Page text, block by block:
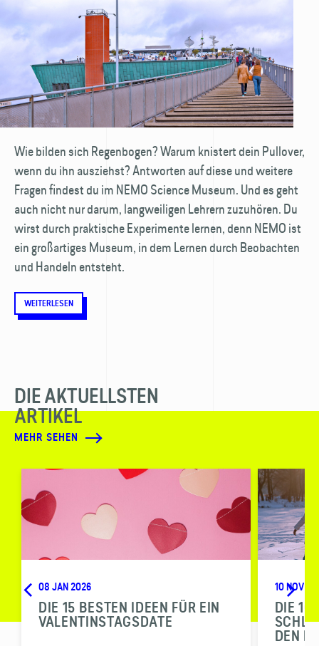
Wie bilden sich Regenbogen? Warum knistert dein Pullover,
wenn du ihn ausziehst? Antworten auf diese und weitere
Fragen findest du im NEMO Science Museum. Und es geht
auch nicht nur darum, langweiligen Lehrern zuzuhören. Du
wirst durch praktische Experimente lernen, denn NEMO ist
ein großartiges Museum, in dem Lernen durch Beobachten
und Handeln entsteht.
WEITERLESEN
DIE AKTUELLSTEN
ARTIKEL
MEHR SEHEN
08 JAN 2026
DIE 15 BESTEN IDEEN FÜR EIN
VALENTINSTAGSDATE
10 NOV
DIE 10
DEN